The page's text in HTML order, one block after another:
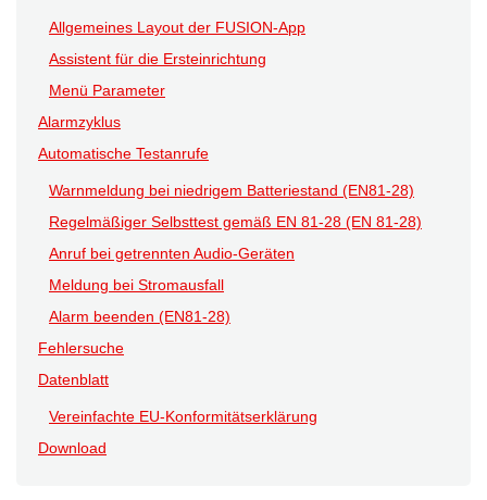
Allgemeines Layout der FUSION-App
Assistent für die Ersteinrichtung
Menü Parameter
Alarmzyklus
Automatische Testanrufe
Warnmeldung bei niedrigem Batteriestand (EN81-28)
Regelmäßiger Selbsttest gemäß EN 81-28 (EN 81-28)
Anruf bei getrennten Audio-Geräten
Meldung bei Stromausfall
Alarm beenden (EN81-28)
Fehlersuche
Datenblatt
Vereinfachte EU-Konformitätserklärung
Download